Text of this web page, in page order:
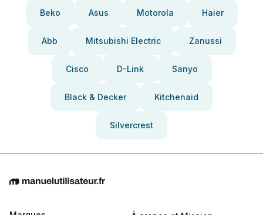
Beko Asus Motorola Haier
Abb Mitsubishi Electric Zanussi
Cisco D-Link Sanyo
Black & Decker Kitchenaid
Silvercrest